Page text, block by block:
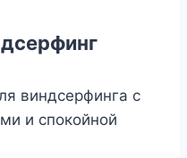
виндсерфинга с
и спокойной